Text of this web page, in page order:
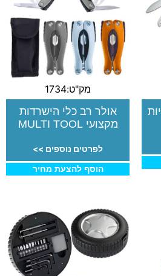
מק"ט:1734
אולר רב כלי הישרדות
מקצועי MULTI TOOL
לפרטים נוספים >>
הוסף להצעת מחיר